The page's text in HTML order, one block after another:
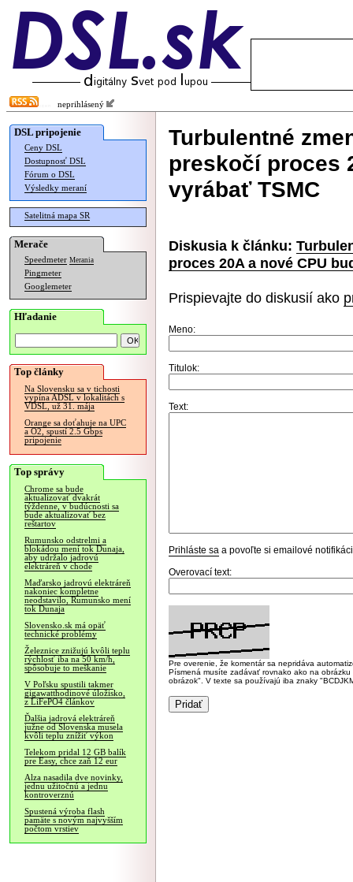
neprihlásený
DSL pripojenie
Ceny DSL
Dostupnosť DSL
Fórum o DSL
Výsledky meraní
Satelitná mapa SR
Merače
Speedmeter Merania
Pingmeter
Googlemeter
Hľadanie
Top články
Na Slovensku sa v tichosti
vypína ADSL v lokalitách s
VDSL, už 31. mája
Orange sa doťahuje na UPC
a O2, spustí 2.5 Gbps
pripojenie
Top správy
Chrome sa bude
aktualizovať dvakrát
týždenne, v budúcnosti sa
bude aktualizovať bez
reštartov
Rumunsko odstrelmi a
blokádou mení tok Dunaja,
aby udržalo jadrovú
elektráreň v chode
Maďarsko jadrovú elektráreň
nakoniec kompletne
neodstavilo, Rumunsko mení
tok Dunaja
Slovensko.sk má opäť
technické problémy
Železnice znižujú kvôli teplu
rýchlosť iba na 50 km/h,
spôsobuje to meškanie
V Poľsku spustili takmer
gigawatthodinové úložisko,
z LiFePO4 článkov
Ďalšia jadrová elektráreň
južne od Slovenska musela
kvôli teplu znížiť výkon
Telekom pridal 12 GB balík
pre Easy, chce zaň 12 eur
Alza nasadila dve novinky,
jednu užitočnú a jednu
kontroverznú
Spustená výroba flash
pamäte s novým najvyšším
počtom vrstiev
Turbulentné
preskočí proces
vyrábať TSMC
Diskusia k článku:
proces 20A a nové CPU
Prispievajte do diskusií ako
Meno:
Titulok:
Text:
Prihláste sa a povoľte si emailové
Overovací text:
Pre overenie, že komentár sa nepridáva
Písmená musíte zadávať rovnako ako na
obrázok". V texte sa používajú iba znaky